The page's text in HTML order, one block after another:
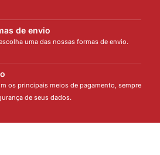
de envio
uma das nossas formas de envio.
os principais meios de pagamento, sempre
de seus dados.